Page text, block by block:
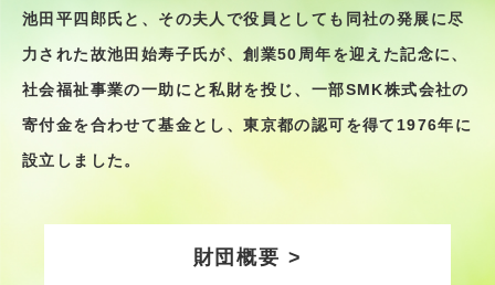
池⽥平四郎⽒と、その夫⼈で役員としても同社の発展に尽
⼒された故池⽥始寿⼦⽒が、創業50周年を迎えた記念に、
社会福祉事業の⼀助にと私財を投じ、⼀部SMK株式会社の
寄付⾦を合わせて基⾦とし、東京都の認可を得て1976年に
設⽴しました。
財団概要 >